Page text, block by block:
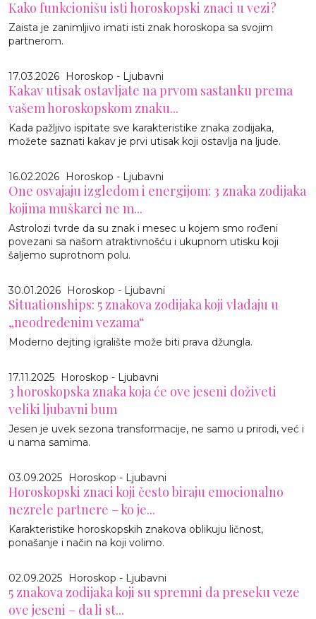
Kako funkcionišu isti horoskopski znaci u vezi?
Zaista je zanimljivo imati isti znak horoskopa sa svojim
partnerom.
17.03.2026 Horoskop - Ljubavni
Kakav utisak ostavljate na prvom sastanku prema
vašem horoskopskom znaku...
Kada pažljivo ispitate sve karakteristike znaka zodijaka,
možete saznati kakav je prvi utisak koji ostavlja na ljude.
16.02.2026 Horoskop - Ljubavni
One osvajaju izgledom i energijom: 3 znaka zodijaka
kojima muškarci ne m...
Astrolozi tvrde da su znak i mesec u kojem smo rođeni
povezani sa našom atraktivnošću i ukupnom utisku koji
šaljemo suprotnom polu.
30.01.2026 Horoskop - Ljubavni
Situationships: 5 znakova zodijaka koji vladaju u
„neodređenim vezama“
Moderno dejting igralište može biti prava džungla.
17.11.2025 Horoskop - Ljubavni
3 horoskopska znaka koja će ove jeseni doživeti
veliki ljubavni bum
Jesen je uvek sezona transformacije, ne samo u prirodi, već i
u nama samima.
03.09.2025 Horoskop - Ljubavni
Horoskopski znaci koji često biraju emocionalno
nezrele partnere – ko je...
Karakteristike horoskopskih znakova oblikuju ličnost,
ponašanje i način na koji volimo.
02.09.2025 Horoskop - Ljubavni
5 znakova zodijaka koji su spremni da preseku veze
ove jeseni – da li st...